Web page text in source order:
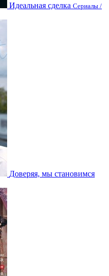
Идеальная сделка Сериалы /
Доверяя, мы становимся